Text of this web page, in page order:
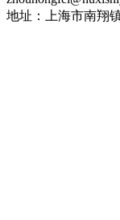
地址：上海市南翔